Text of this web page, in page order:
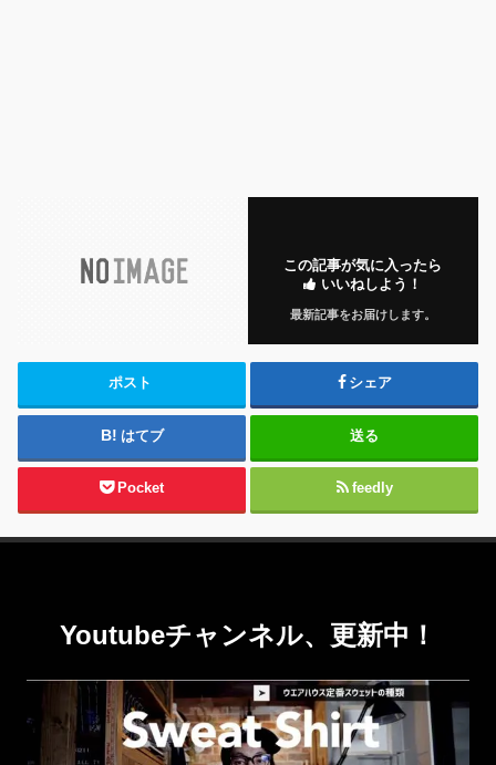
この記事が気に入ったら
いいねしよう！
最新記事をお届けします。
ポスト シェア
はてブ 送る
Pocket feedly
Youtubeチャンネル、更新中！